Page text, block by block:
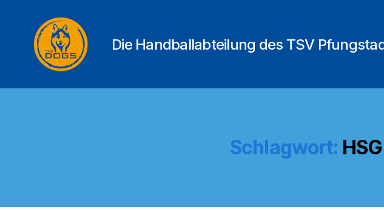
DOGS
Die Handballabteilung des TSV
Schlagwort: